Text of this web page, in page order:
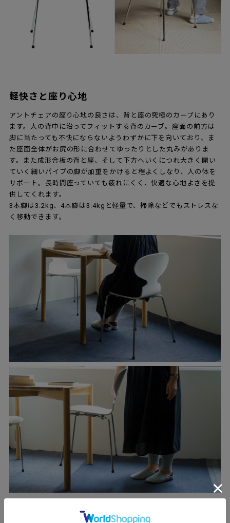
軽快さと座り心地
アントチェアの座り心地の良さは、背と座の究極のカーブにあり
ます。人の背中に沿ってフィットする背のカーブ。座面の前方は
脚に当たっても不快にならないようわずかに下を向いており、ま
た座面全体がお尻の形に合わせてゆったりとした丸みがありま
す。また成形合板の背と座、そして下方へいくにつれ大きく開い
ていく細いパイプの脚が加重をかけると程よくしなり、人の体を
サポート。長時間座っていても疲れにくく、快適な心地よさを提
供してくれます。
3本脚は3.2kg、4本脚は3.4kgと軽量で、掃除などでもストレスな
く移動できます。